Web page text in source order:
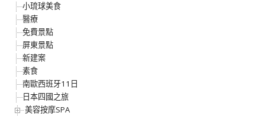
小琉球美食
醫療
免費景點
屏東景點
新建案
素食
南歐西班牙11日
日本四國之旅
美容按摩SPA